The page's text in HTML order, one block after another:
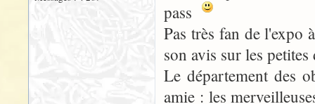
pass
Pas très fan de l'expo
son avis sur les
Le département des
amie : les